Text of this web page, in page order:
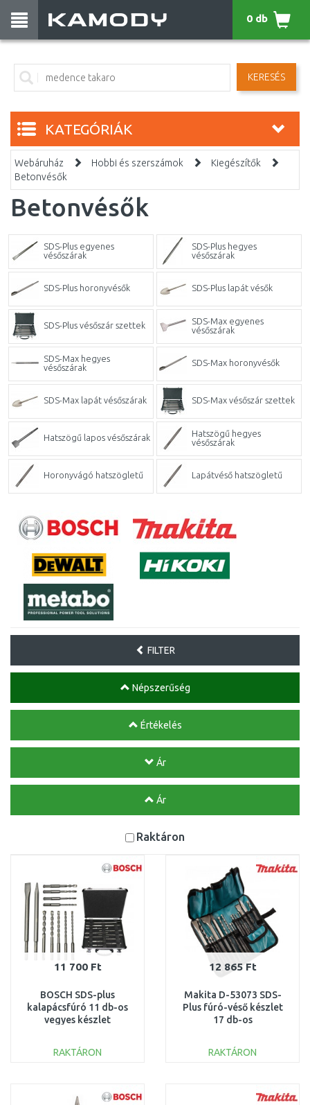
KERESÉS
0 db
KATEGÓRIÁK
Webáruház Hobbi és szerszámok
Kiegészítők
Betonvésők
Betonvésők
SDS-Plus egyenes
vésőszárak
SDS-Plus hegyes
vésőszárak
SDS-Plus horonyvésők SDS-Plus lapát vésők
SDS-Plus vésőszár szettek
SDS-Max egyenes
vésőszárak
SDS-Max hegyes
vésőszárak
SDS-Max horonyvésők
SDS-Max lapát vésőszárak SDS-Max vésőszár szettek
Hatszögű lapos vésőszárak
Hatszögű hegyes
vésőszárak
Horonyvágó hatszögletű Lapátvéső hatszögletű
FILTER
Népszerűség
Értékelés
Ár
Ár
Raktáron
11 700 Ft
BOSCH SDS-plus
kalapácsfúró 11 db-os
vegyes készlet
2608578765
RAKTÁRON
Összehasonlítás
12 865 Ft
Makita D-53073 SDS-
Plus fúró-véső készlet
17 db-os
RAKTÁRON
Összehasonlítás